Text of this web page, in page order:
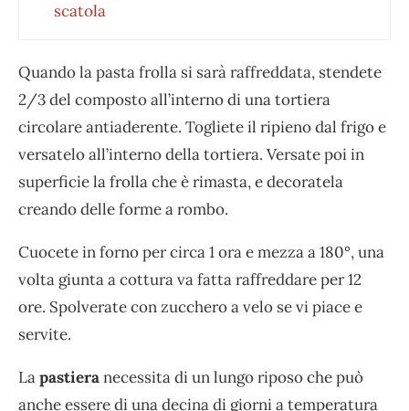
scatola
Quando la pasta frolla si sarà raffreddata, stendete
2/3 del composto all’interno di una tortiera
circolare antiaderente. Togliete il ripieno dal frigo e
versatelo all’interno della tortiera. Versate poi in
superficie la frolla che è rimasta, e decoratela
creando delle forme a rombo.
Cuocete in forno per circa 1 ora e mezza a 180°, una
volta giunta a cottura va fatta raffreddare per 12
ore. Spolverate con zucchero a velo se vi piace e
servite.
Lapastieranecessita di un lungo riposo che può
anche essere di una decina di giorni a temperatura